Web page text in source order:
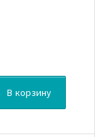
В корзину